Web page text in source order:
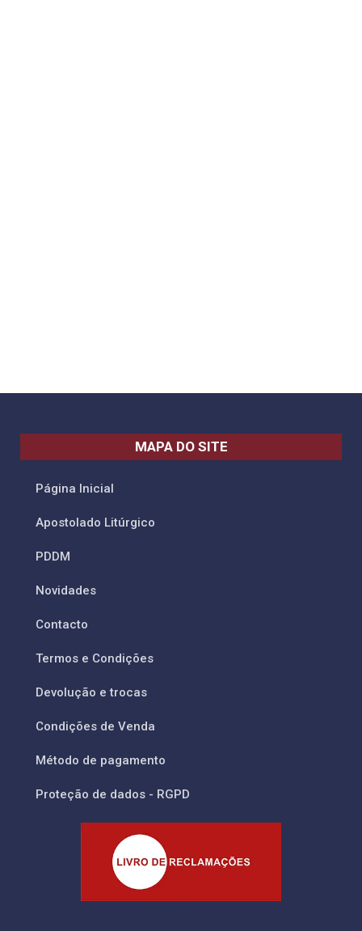
MAPA DO SITE
Página Inicial
Apostolado Litúrgico
PDDM
Novidades
Contacto
Termos e Condições
Devolução e trocas
Condições de Venda
Método de pagamento
Proteção de dados - RGPD